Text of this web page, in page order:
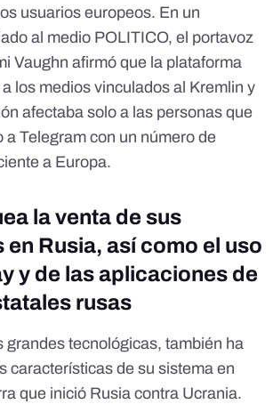
usuarios europeos. En un
al medio POLITICO, el portavoz
Vaughn afirmó que la plataforma
los medios vinculados al Kremlin y
afectaba solo a las personas que
a Telegram con un número de
a Europa.
la venta de sus
Rusia, así como el uso
y de las aplicaciones de
rusas
grandes tecnológicas, también ha
características de su sistema en
que inició Rusia contra Ucrania.